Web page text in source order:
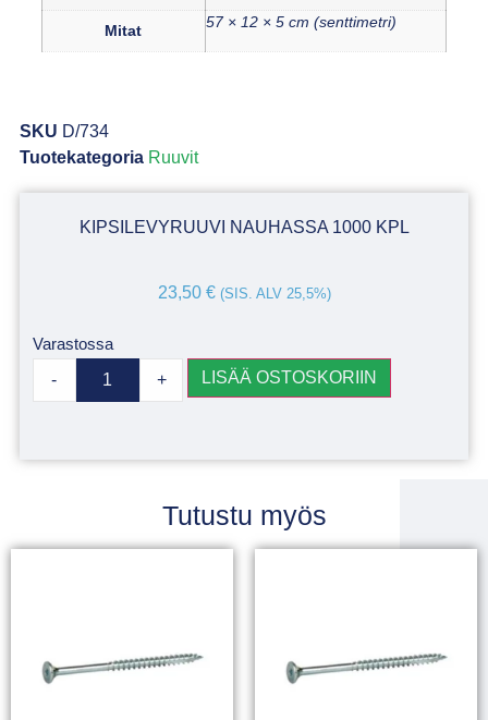
Mitat 57 × 12 × 5 cm (senttimetri)
SKU D/734
Tuotekategoria Ruuvit
KIPSILEVYRUUVI NAUHASSA 1000 KPL
23,50 € (SIS. ALV 25,5%)
Varastossa
- + LISÄÄ OSTOSKORIIN
Tutustu myös